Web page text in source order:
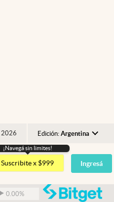
2026 Edición: Argentina
Argentina
España
USA
¡Navegá sin limites!
Suscribite x $999 Ingresá
DÓLAR BLUE $ 1525